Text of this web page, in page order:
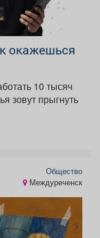
окажешься
10 тысяч
зовут прыгнуть
Общество
Междуреченск